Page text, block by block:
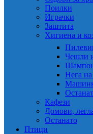
Поилки
Играчки
Заштита
Хигиена и
Чешли
Нега
Кафези
Домови,
Останато
Птици